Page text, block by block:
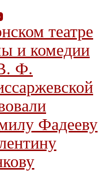
театре
и комедии
Ф.
Фадееву